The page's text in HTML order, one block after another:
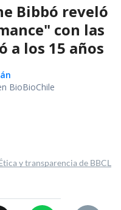
Bibbó reveló
con las
a los 15 años
BioBioChile
y transparencia de BBCL